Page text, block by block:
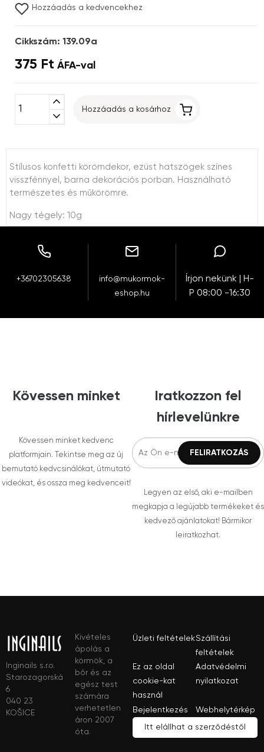
Hozzáadás a kedvencekhez
Cikkszám: 139.09a
375 Ft ÁFA-val
expand_less
expand_more
Hozzáadás a kosárhoz
Stílusos konfetti körömdekor, ezüst hatszögek színes
visszfénnyel, barna dekorációs porban. Használható
természetes és műkörömre.
Nagy tégely: 10g
+36702305638
info@mukormok-
eshop.hu
Írjon nekünk | H-
P 08:00 -16:30
Kövessen minket
Kövessen minket kedvenc
platformjain. Tekintse meg az új
bemutató kedvcsinálókat, útmutató
videókat, és ossza meg kedvenceit!
Iratkozzon fel
hírlevelünkre
Legyen az első, aki e-mailben
megkapja a legújabb termékeket és
kedvező ajánlatokat! Bármikor
leiratkozhat.
Inginails s.r.o.
Starozagorská
6
040 23
KOŠICE
Kivételes
ápolás a
körmök, a
bőr és az
egész test
számára
verhetetlen
áron 2007
óta.
Üzleti feltételekSzállítási
feltételek
Ez az oldal
cookie-kat
használ
Adatvédelmi
nyilatkozat
Bejelentkezés Webhelytérkép
Itt elállhat a szerződéstől